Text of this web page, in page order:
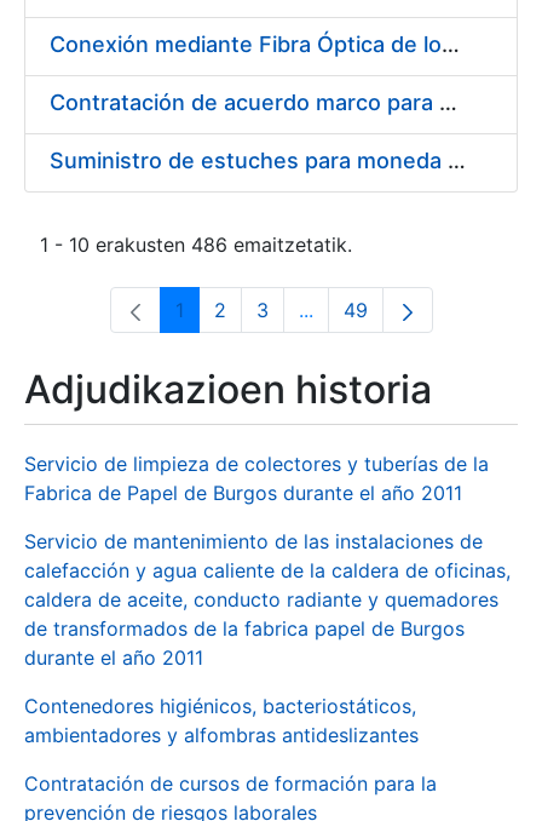
Conexión mediante Fibra Óptica de los Centros de Proceso de Datos (CPDs) de las sedes de la FNMT-RCM de Burgos y Madrid
Contratación de acuerdo marco para el Suministro de Material de Electricidad para la Fábrica Nacional de Moneda y Timbre-Real Casa de la Moneda en su centro de trabajo de Burgos
Suministro de estuches para moneda de 30 €
1 - 10 erakusten 486 emaitzetatik.
Orrialdea
1 Orrialdea
2 Orrialdea
3 ...Intermediate Pages Use
Orrialdea
49
Adjudikazioen historia
Servicio de limpieza de colectores y tuberías de la
Fabrica de Papel de Burgos durante el año 2011
Servicio de mantenimiento de las instalaciones de
calefacción y agua caliente de la caldera de oficinas,
caldera de aceite, conducto radiante y quemadores
de transformados de la fabrica papel de Burgos
durante el año 2011
Contenedores higiénicos, bacteriostáticos,
ambientadores y alfombras antideslizantes
Contratación de cursos de formación para la
prevención de riesgos laborales